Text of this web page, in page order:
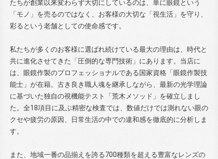
たちが創業以来変わらず大切にしているのは、単に眼鏡という
「モノ」を売るのではなく、お客様の大切な「視生活」を守り、
彩るという老舗としての使命感です。
私たちが多くのお客様に選ばれ続けている最大の理由は、時代と
共に進化させてきた「圧倒的な専門技術」にあります。当店に
は、眼鏡作製のプロフェッショナルである国家資格「眼鏡作製技
能士」が在籍。古き良き職人魂を継承しながら、最新の光学理論
に基づいた独自の視機能テスト「荒木メソッド」を確立しまし
た。全18項目に及ぶ精密な検査では、数値だけでは測れない眼の
クセや疲労の原因、日常生活の中での違和感を徹底的に分析しま
す。
また、地域一番の品揃えを誇る700種類を超える豊富なレンズの